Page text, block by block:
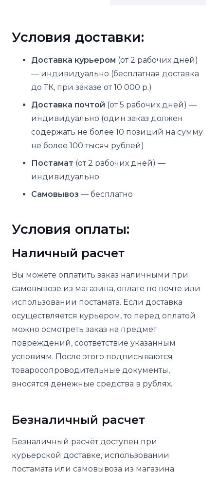
Условия доставки:
Доставка курьером (от 2 рабочих дней)
— индивидуально (бесплатная доставка
до ТК, при заказе от 10 000 р.)
Доставка почтой (от 5 рабочих дней) —
индивидуально (один заказ должен
содержать не более 10 позиций на сумму
не более 100 тысяч рублей)
Постамат (от 2 рабочих дней) —
индивидуально
Самовывоз — бесплатно
Условия оплаты:
Наличный расчет
Вы можете оплатить заказ наличными при
самовывозе из магазина, оплате по почте или
использовании постамата. Если доставка
осуществляется курьером, то перед оплатой
можно осмотреть заказ на предмет
повреждений, соответствие указанным
условиям. После этого подписываются
товаросопроводительные документы,
вносятся денежные средства в рублях.
Безналичный расчет
Безналичный расчёт доступен при
курьерской доставке, использовании
постамата или самовывоза из магазина.